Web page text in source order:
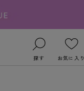
探す お気に入り